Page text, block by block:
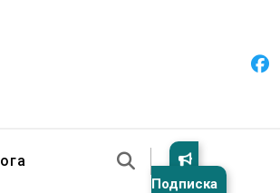
Подписка